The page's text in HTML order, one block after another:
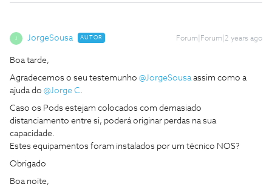
J JorgeSousa AUTOR Forum|Forum|2 years ago
Boa tarde,
Agradecemos o seu testemunho @JorgeSousaassim como a
ajuda do @Jorge C.
Caso os Pods estejam colocados com demasiado
distanciamento entre si, poderá originar perdas na sua
capacidade.
Estes equipamentos foram instalados por um técnico NOS?
Obrigado
Boa noite,